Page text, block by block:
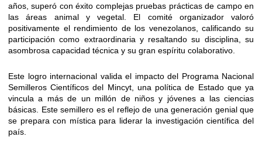
años, superó con éxito complejas pruebas prácticas de campo en
las áreas animal y vegetal. El comité organizador valoró
positivamente el rendimiento de los venezolanos, calificando su
participación como extraordinaria y resaltando su disciplina, su
asombrosa capacidad técnica y su gran espíritu colaborativo.
Este logro internacional valida el impacto del Programa Nacional
Semilleros Científicos del Mincyt, una política de Estado que ya
vincula a más de un millón de niños y jóvenes a las ciencias
básicas. Este semillero es el reflejo de una generación genial que
se prepara con mística para liderar la investigación científica del
país.